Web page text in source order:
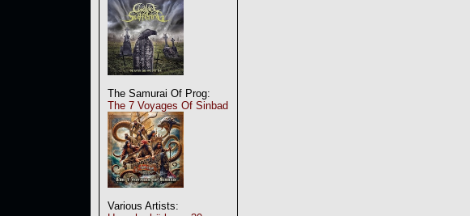
The Samurai Of Prog:
The 7 Voyages Of Sinbad
Various Artists: